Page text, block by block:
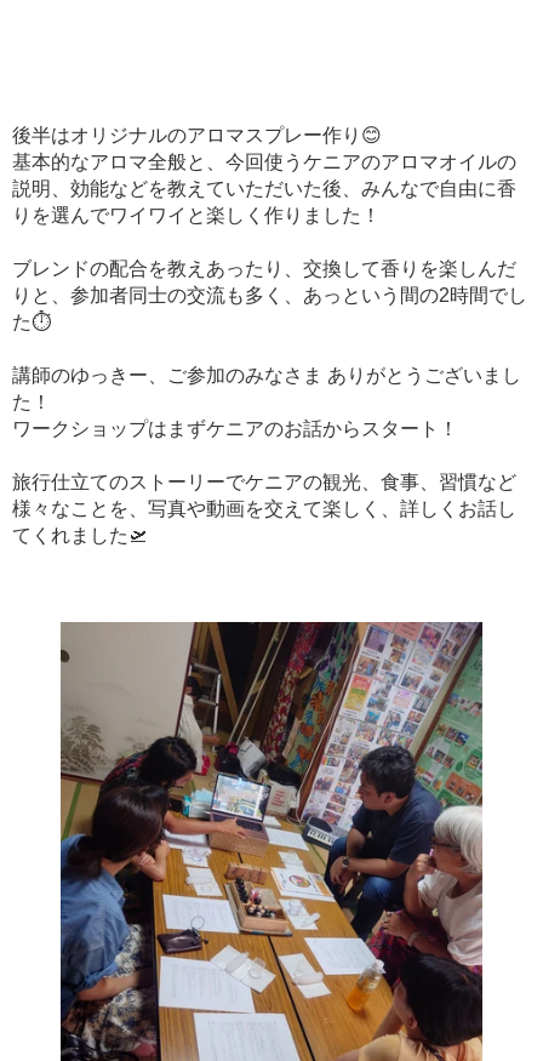
後半はオリジナルのアロマスプレー作り😊
基本的なアロマ全般と、今回使うケニアのアロマオイルの
説明、効能などを教えていただいた後、みんなで自由に香
りを選んでワイワイと楽しく作りました！
ブレンドの配合を教えあったり、交換して香りを楽しんだ
りと、参加者同士の交流も多く、あっという間の2時間でし
た⏱
講師のゆっきー、ご参加のみなさま ありがとうございまし
た！
ワークショップはまずケニアのお話からスタート！
旅行仕立てのストーリーでケニアの観光、食事、習慣など
様々なことを、写真や動画を交えて楽しく、詳しくお話し
てくれました🛫